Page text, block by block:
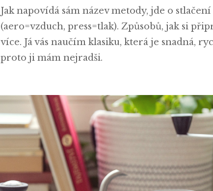
Jak napovídá sám název metody, jde o
(aero=vzduch, press=tlak). Způsobů, jak si
více. Já vás naučím klasiku, která je snadná,
proto ji mám nejradši.